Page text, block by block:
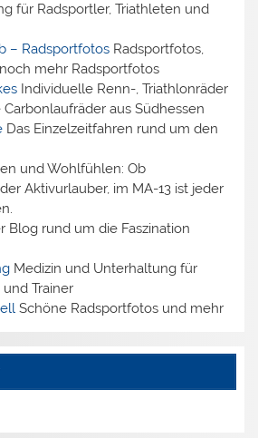
für Radsportler, Triathleten und
– RadsportfotosRadsportfotos,
mehr Radsportfotos
Individuelle Renn-, Triathlonräder
aus Südhessen
Das Einzelzeitfahren rund um den
und Wohlfühlen: Ob
Aktivurlauber, im MA-13 ist jeder
Blog rund um die Faszination
Medizin und Unterhaltung für
Trainer
Schöne Radsportfotos und mehr